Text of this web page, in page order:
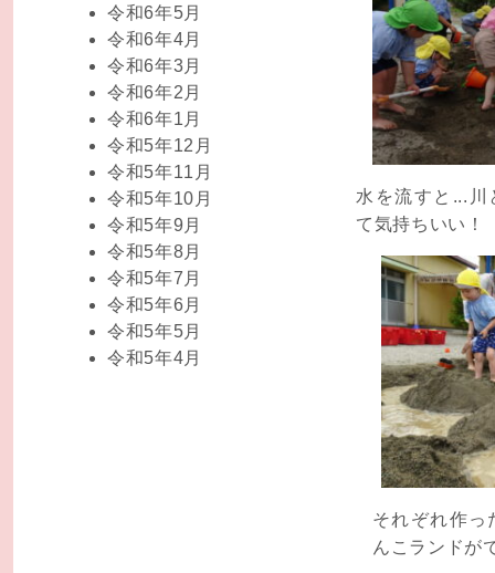
水を流すと...川
て気持ちいい！
それぞれ作っ
んこランドが
令和6年5月
令和6年4月
令和6年3月
令和6年2月
令和6年1月
令和5年12月
令和5年11月
令和5年10月
令和5年9月
令和5年8月
令和5年7月
令和5年6月
令和5年5月
令和5年4月